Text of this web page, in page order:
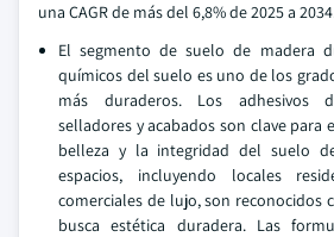
una CAGR de más del 6,8% de 2025 a
El segmento de suelo de madera
químicos del suelo es uno de los
más duraderos. Los adhesivos
selladores y acabados son clave
belleza y la integridad del suelo
espacios, incluyendo locales
comerciales de lujo, son reconocidos
busca estética duradera. Las